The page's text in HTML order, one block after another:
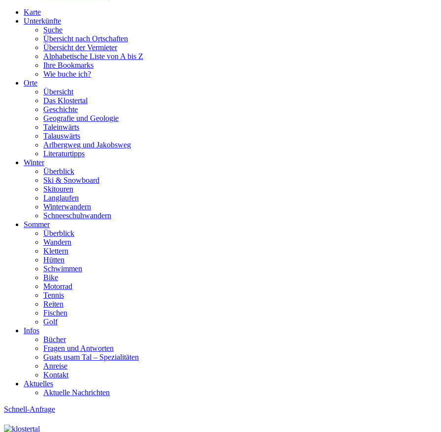
Karte
Unterkünfte
Suche
Übersicht nach Ortschaften
Übersicht der Vermieter
Alphabetische Liste von A bis Z
Ihre Bookmarks
Wie buche ich?
Orte
Übersicht
Das Klostertal
Geschichte
Geografie und Geologie
Taleinwärts
Talauswärts
Arlbergweg und Jakobsweg
Literaturtipps
Winter
Überblick
Ski & Snowboard
Skitouren
Langlaufen
Winterwandern
Schneeschuhwandern
Sommer
Überblick
Wandern
Klettern
Hütten
Schwimmen
Bike
Motorrad
Tennis
Reiten
Fischen
Golf
Infos
Bücher
Fragen und Antworten
Guats usam Tal – Spezialitäten
Anreise
Kontakt
Aktuelles
Aktuelle Nachrichten
Schnell-Anfrage